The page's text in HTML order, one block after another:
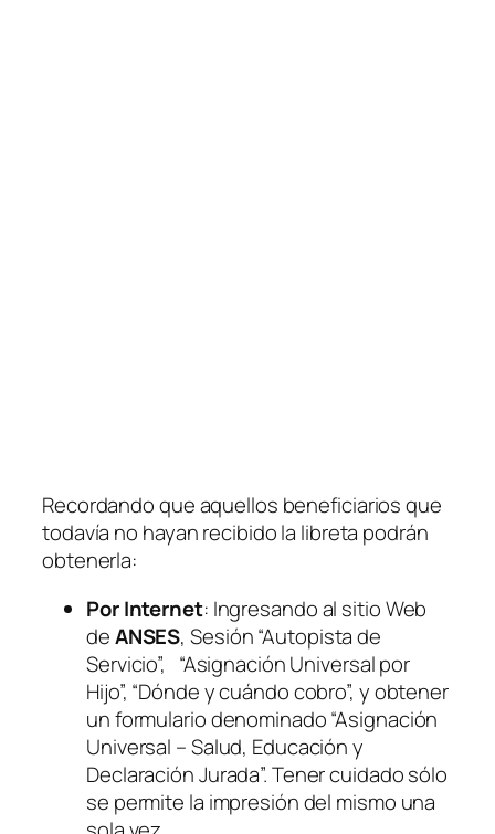
Recordando que aquellos beneficiarios que
todavía no hayan recibido la libreta podrán
obtenerla:
Por Internet: Ingresando al sitio Web
deANSES, Sesión “Autopista de
Servicio”, “Asignación Universal por
Hijo”, “Dónde y cuándo cobro”, y obtener
un formulario denominado “Asignación
Universal – Salud, Educación y
Declaración Jurada”. Tener cuidado sólo
se permite la impresión del mismo una